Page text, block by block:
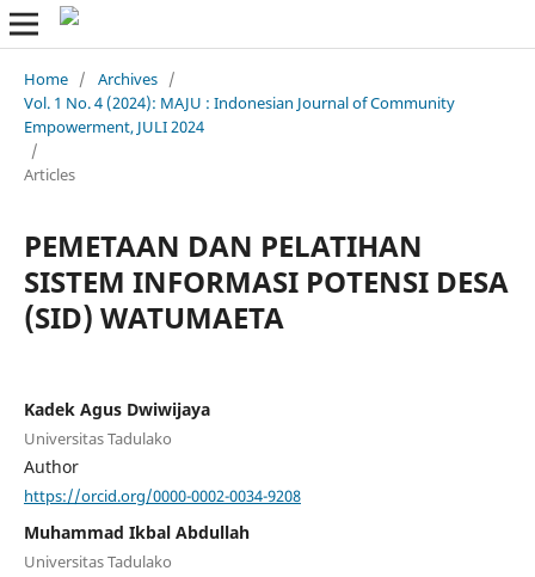
Home / Archives /
Vol. 1 No. 4 (2024): MAJU : Indonesian Journal of Community
Empowerment, JULI 2024
/
Articles
PEMETAAN DAN PELATIHAN
SISTEM INFORMASI POTENSI DESA
(SID) WATUMAETA
Kadek Agus Dwiwijaya
Universitas Tadulako
Author
https://orcid.org/0000-0002-0034-9208
Muhammad Ikbal Abdullah
Universitas Tadulako